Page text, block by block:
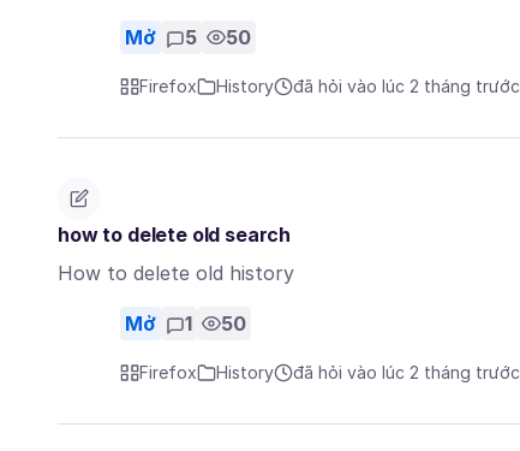
Mở 5 50
Firefox History đã hỏi vào lúc 2 tháng trước
how to delete old search
How to delete old history
Mở 1 50
Firefox History đã hỏi vào lúc 2 tháng trước